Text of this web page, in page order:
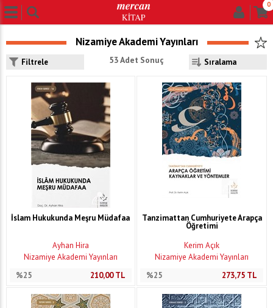
0
Nizamiye Akademi Yayınları
Filtrele 53 Adet Sonuç
İslam Hukukunda Meşru Müdafaa
Ayhan Hira
Nizamiye Akademi Yayınları
%25
210,00TL
Tanzimattan Cumhuriyete Arapça
Öğretimi
Kerim Açık
Nizamiye Akademi Yayınları
%25
273,75 TL